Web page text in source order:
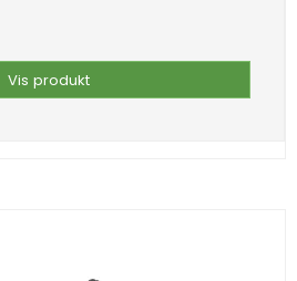
Vis produkt